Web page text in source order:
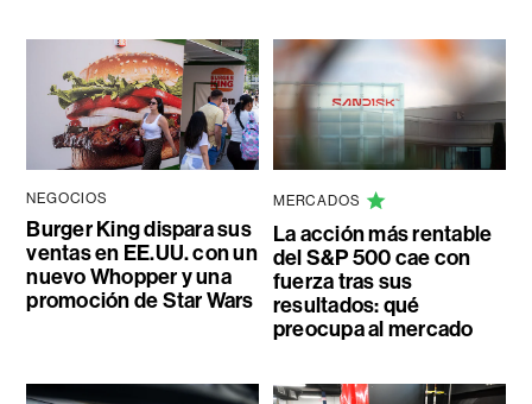
NEGOCIOS
Burger King dispara sus
ventas en EE.UU. con un
nuevo Whopper y una
promoción de Star Wars
MERCADOS
La acción más rentable
del S&P 500 cae con
fuerza tras sus
resultados: qué
preocupa al mercado